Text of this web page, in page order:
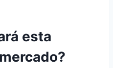
esta